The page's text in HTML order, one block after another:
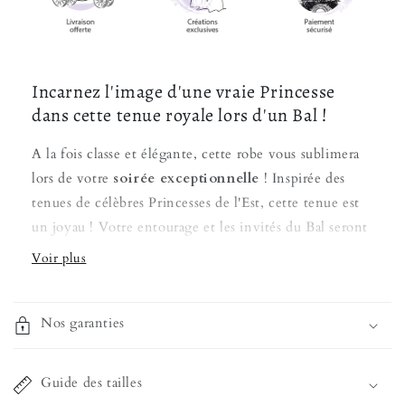
Incarnez l'image d'une vraie Princesse
dans cette tenue royale lors d'un Bal !
A la fois classe et élégante, cette robe vous sublimera
lors de votre soirée exceptionnelle ! Inspirée des
tenues de célèbres Princesses de l'Est, cette tenue est
un joyau ! Votre entourage et les invités du Bal seront
captivés par votre excellence dans cette parure.
doux présente une capacité d'élasticité plus qu'agréable
d'un bleu roi comme celui de la robe, telle une vraie
Nos garanties
Guide des tailles